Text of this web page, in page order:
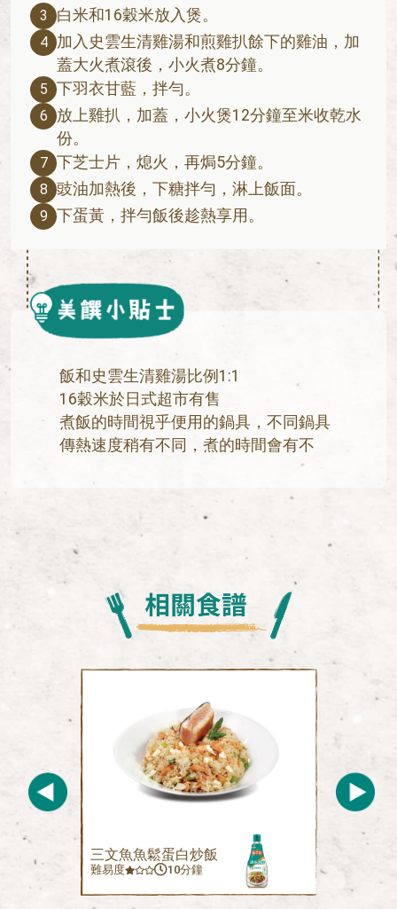
3 白米和16穀米放入煲。
4 加入史雲生清雞湯和煎雞扒餘下的雞油，加
蓋大火煮滾後，小火煮8分鐘。
5 下羽衣甘藍，拌勻。
6
放上雞扒，加蓋，小火煲12分鐘至米收乾水
份。
7 下芝士片，熄火，再焗5分鐘。
8 豉油加熱後，下糖拌勻，淋上飯面。
9 下蛋黃，拌勻飯後趁熱享用。
飯和史雲生清雞湯比例1:1
16穀米於日式超市有售
煮飯的時間視乎便用的鍋具，不同鍋具
傳熱速度稍有不同，煮的時間會有不
三文魚魚鬆蛋白炒飯
難易度 10分鐘